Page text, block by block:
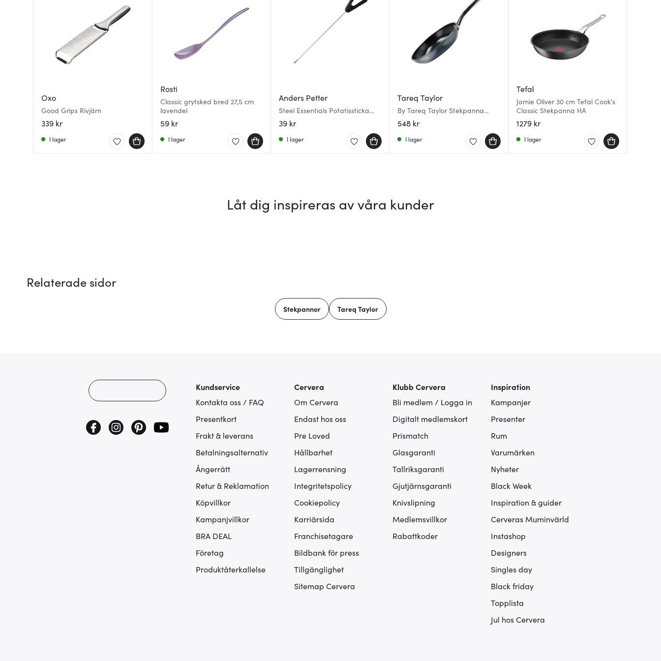
Oxo
Good Grips Rivjärn
339 kr
I lager
Rosti
Classic grytsked bred 27,5 cm
lavendel
59 kr
I lager
Anders Petter
Steel Essentials Potatissticka
15,5 cm stål/svart
39 kr
I lager
Tareq Taylor
By Tareq Taylor Stekpanna
Vivian 24 cm Blå/Stål
548 kr
I lager
Tefal
Jamie Oliver 30 cm Tefal Cook's
Classic Stekpanna HA
1279 kr
I lager
Låt dig inspireras av våra kunder
Relaterade sidor
Stekpannor Tareq Taylor
Kundservice
Kontakta oss / FAQ
Presentkort
Frakt & leverans
Betalningsalternativ
Ångerrätt
Retur & Reklamation
Köpvillkor
Kampanjvillkor
BRA DEAL
Företag
Produktåterkallelse
Cervera
Om Cervera
Endast hos oss
Pre Loved
Hållbarhet
Lagerrensning
Integritetspolicy
Cookiepolicy
Karriärsida
Franchisetagare
Bildbank för press
Tillgänglighet
Sitemap Cervera
Klubb Cervera
Bli medlem / Logga in
Digitalt medlemskort
Prismatch
Glasgaranti
Tallriksgaranti
Gjutjärnsgaranti
Knivslipning
Medlemsvillkor
Rabattkoder
Inspiration
Kampanjer
Presenter
Rum
Varumärken
Nyheter
Black Week
Inspiration & guider
Cerveras Muminvärld
Instashop
Designers
Singles day
Black friday
Topplista
Jul hos Cervera